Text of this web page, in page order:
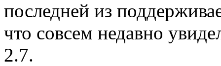
последней из
что совсем недавно
2.7.